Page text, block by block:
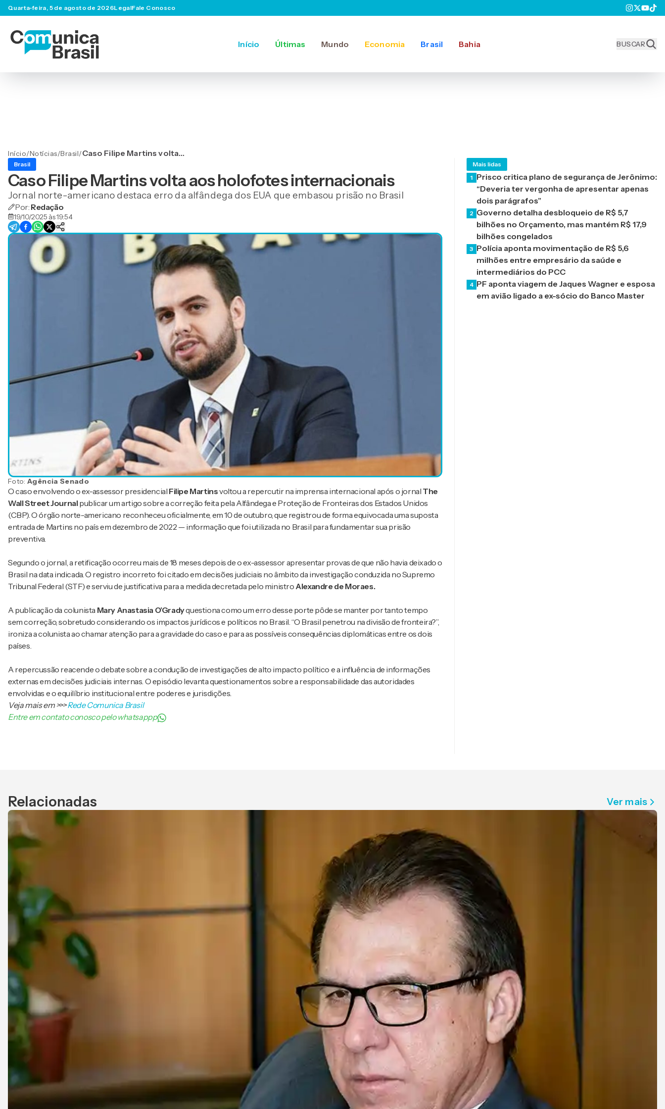
Quarta-feira, 5 de agosto de 2026LegalFale Conosco
Início Últimas Mundo Economia Brasil Bahia BUSCAR
Início/Notícias/Brasil/Caso Filipe Martins volta
internacionais
Brasil
Caso Filipe Martins volta aos holofotes internacionais
Jornal norte-americano destaca erro da alfândega dos EUA que embasou prisão no Brasil
Por: Redação
19/10/2025 às 19:54
Foto:Agência Senado
O caso envolvendo o ex-assessor presidencial Filipe Martinsvoltou a repercutir na imprensa internacional após o jornal The
Wall Street Journal publicar um artigo sobre a correção feita pela Alfândega e Proteção de Fronteiras dos Estados Unidos
(CBP). O órgão norte-americano reconheceu oficialmente, em 10 de outubro, que registrou de forma equivocada uma suposta
entrada de Martins no país em dezembro de 2022 — informação que foi utilizada no Brasil para fundamentar sua prisão
preventiva.
Segundo o jornal, a retificação ocorreu mais de 18 meses depois de o ex-assessor apresentar provas de que não havia deixado o
Brasil na data indicada. O registro incorreto foi citado em decisões judiciais no âmbito da investigação conduzida no Supremo
Tribunal Federal (STF) e serviu de justificativa para a medida decretada pelo ministro Alexandre de Moraes.
A publicação da colunista Mary Anastasia O’Gradyquestiona como um erro desse porte pôde se manter por tanto tempo
sem correção, sobretudo considerando os impactos jurídicos e políticos no Brasil. “O Brasil penetrou na divisão de fronteira?”,
ironiza a colunista ao chamar atenção para a gravidade do caso e para as possíveis consequências diplomáticas entre os dois
países.
A repercussão reacende o debate sobre a condução de investigações de alto impacto político e a influência de informações
externas em decisões judiciais internas. O episódio levanta questionamentos sobre a responsabilidade das autoridades
envolvidas e o equilíbrio institucional entre poderes e jurisdições.
Veja mais em>>>Rede Comunica Brasil
Entre em contato conosco pelo whatsappp
Mais lidas
1 Prisco critica plano de segurança de Jerônimo:
“Deveria ter vergonha de apresentar apenas
dois parágrafos”
2 Governo detalha desbloqueio de R$ 5,7
bilhões no Orçamento, mas mantém R$ 17,9
bilhões congelados
3 Polícia aponta movimentação de R$ 5,6
milhões entre empresário da saúde e
intermediários do PCC
4 PF aponta viagem de Jaques Wagner e esposa
em avião ligado a ex-sócio do Banco Master
Relacionadas Ver mais